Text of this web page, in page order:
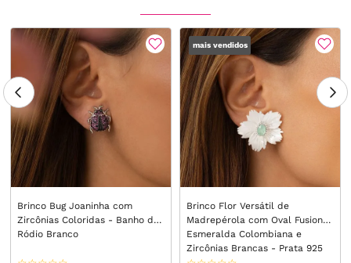
Brinco Bug Joaninha com
Zircônias Coloridas - Banho de
Ródio Branco
mais vendidos
Brinco Flor Versátil de
Madrepérola com Oval Fusion
Esmeralda Colombiana e
Zircônias Brancas - Prata 925